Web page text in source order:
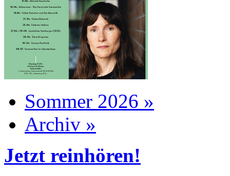
Sommer 2026 »
Archiv »
Jetzt reinhören!